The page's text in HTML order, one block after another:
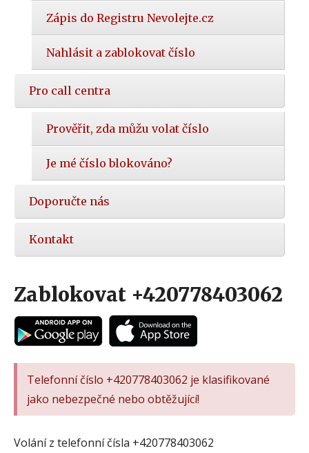
Zápis do Registru Nevolejte.cz
Nahlásit a zablokovat číslo
Pro call centra
Prověřit, zda můžu volat číslo
Je mé číslo blokováno?
Doporučte nás
Kontakt
Zablokovat +420778403062
Telefonní číslo +420778403062 je klasifikované
jako nebezpečné nebo obtěžující!
Volání z telefonní čísla +420778403062